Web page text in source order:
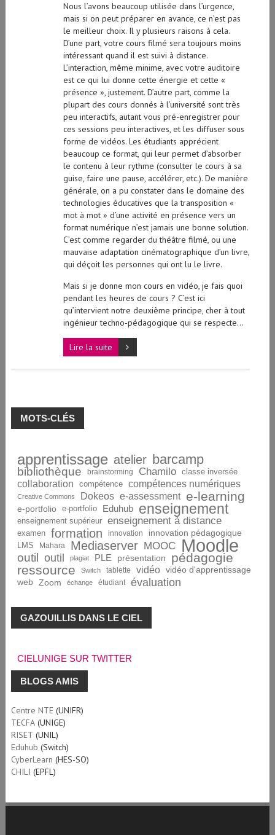
Nous l’avons beaucoup utilisée dans l’urgence,
mais si on peut préparer en avance, ce n’est pas
le meilleur choix. Il y plusieurs raisons à cela.
D’une part, votre cours filmé sera toujours moins
intéressant quand il est suivi à distance.
L’interaction, même minime, avec votre auditoire
est ce qui lui donne cette énergie et cette «
présence », justement. D’autre part, comme la
plupart des cours donnés à l’université sont très
peu interactifs, autant vous pré-enregistrer pour
ces sessions peu interactives, et les diffuser sous
forme de vidéos. Les étudiants apprécient
beaucoup ce format, qui leur permet d’absorber
le contenu à leur rythme (consulter le cours à sa
guise, faire une pause, accélérer, etc.). De manière
générale, on a pu constater dans le domaine des
technologies éducatives que la transposition «
mot à mot » d’une activité en présence vers un
format numérique n’est jamais une bonne solution.
C’est comme regarder du théâtre filmé, ou une
mauvaise adaptation cinématographique d’un livre,
qui déçoit les personnes qui ont lu le livre.
Mais si je donne mon cours en vidéo, je fais quoi
pendant les heures de cours ? C’est ici
qu’intervient notre deuxième principe, cher à tout
ingénieur techno-pédagogique qui se respecte…
Lire la suite
MOTS-CLÉS
apprentissage atelier barcamp
bibliothèque brainstorming Chamilo classe inversée
collaboration compétence compétences numériques
Creative Commons Dokeos e-assessment e-learning
e-portfolio e-portfolio Eduhub enseignement
enseignement supérieur enseignement à distance
examen formation innovation innovation pédagogique
LMS Mahara Mediaserver MOOC Moodle
outil outil plagiat PLE présentation
pédagogie
ressource
Switch tablette vidéo
vidéo d'apprentissage
web
Zoom échange étudiant évaluation
GAZOUILLIS DANS LE CIEL
CIELUNIGE SUR TWITTER
BLOGS AMIS
Centre NTE(UNIFR)
TECFA(UNIGE)
RISET (UNIL)
Eduhub (Switch)
CyberLearn (HES-SO)
CHILI (EPFL)